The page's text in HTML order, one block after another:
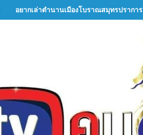
อยากเล่าตำนานเมืองโบราณสมุทรปราการ